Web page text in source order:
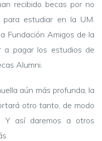
recibido becas por no
estudiar en la UM.
Fundación Amigos de la
a pagar los estudios de
Alumni.
aún más profunda, la
otro tanto, de modo
Y así daremos a otros